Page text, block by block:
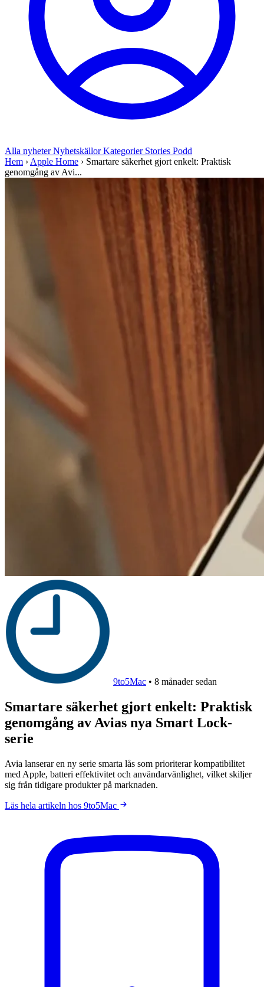
Alla nyheterNyhetskällorKategorier Stories Podd
Hem › Apple Home › Smartare säkerhet gjort enkelt: Praktisk
genomgång av Avi...
9to5Mac • 8 månader sedan
Smartare säkerhet gjort enkelt: Praktisk
genomgång av Avias nya Smart Lock-
serie
Avia lanserar en ny serie smarta lås som prioriterar kompatibilitet
med Apple, batteri effektivitet och användarvänlighet, vilket skiljer
sig från tidigare produkter på marknaden.
Läs hela artikeln hos 9to5Mac